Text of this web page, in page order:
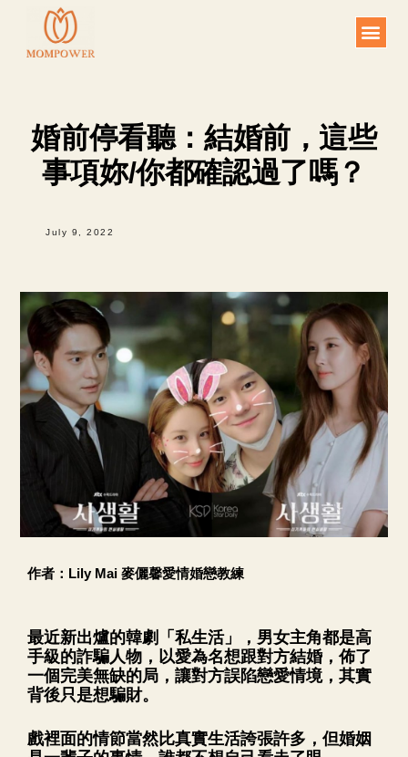
婚前停看聽：結婚前，這些
事項妳/你都確認過了嗎？
July 9, 2022
作者：Lily Mai 麥儷馨愛情婚戀教練
最近新出爐的韓劇「私生活」，男女主角都是高
手級的詐騙人物，以愛為名想跟對方結婚，佈了
一個完美無缺的局，讓對方誤陷戀愛情境，其實
背後只是想騙財。
戲裡面的情節當然比真實生活誇張許多，但婚姻